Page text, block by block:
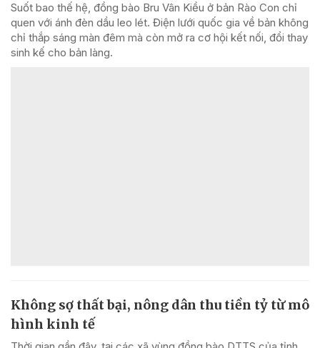
Suốt bao thế hệ, đồng bào Bru Vân Kiều ở bản Rào Con chỉ
quen với ánh đèn dầu leo lét. Điện lưới quốc gia về bản không
chỉ thắp sáng màn đêm mà còn mở ra cơ hội kết nối, đổi thay
sinh kế cho bản làng.
Không sợ thất bại, nông dân thu tiền tỷ từ mô
hình kinh tế